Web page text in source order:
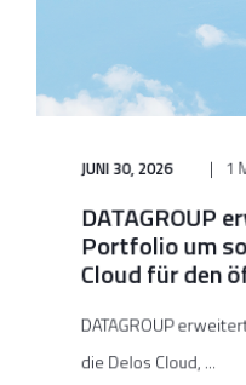
JUNI 30, 2026 1
DATAGROUP
Portfolio um
Cloud für den
DATAGROUP
die Delos Cloud, ...